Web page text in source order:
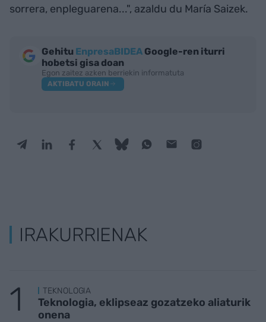
sorrera, enpleguarena...", azaldu du María Saizek.
Gehitu EnpresaBIDEA Google-ren iturri
hobetsi gisa doan
Egon zaitez azken berriekin informatuta
AKTIBATU ORAIN
IRAKURRIENAK
TEKNOLOGIA
Teknologia, eklipseaz gozatzeko aliaturik
onena